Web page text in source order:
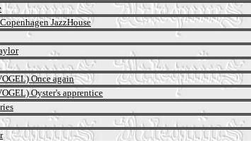
JazzHouse
Once again
Oyster's apprentice